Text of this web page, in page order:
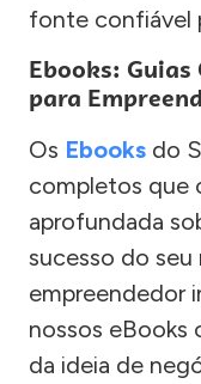
fonte confiável
Ebooks:
para
Os Ebooks do
completos que
aprofundada
sucesso do
empreendedor
nossos eBooks
da ideia de